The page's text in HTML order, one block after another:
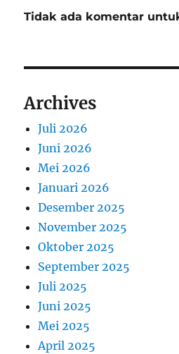
Tidak ada komentar
Archives
Juli 2026
Juni 2026
Mei 2026
Januari 2026
Desember 2025
November 2025
Oktober 2025
September 2025
Juli 2025
Juni 2025
Mei 2025
April 2025